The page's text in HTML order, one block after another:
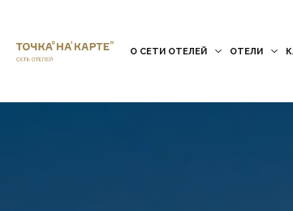
О СЕТИ ОТЕЛЕЙ ОТЕЛИ